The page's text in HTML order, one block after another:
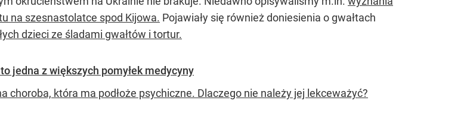
na szesnastolatce spod Kijowa. Pojawiały się również doniesienia o gwałtach
dzieci ze śladami gwałtów i tortur.
jedna z większych pomyłek medycyny
choroba, która ma podłoże psychiczne. Dlaczego nie należy jej lekceważyć?